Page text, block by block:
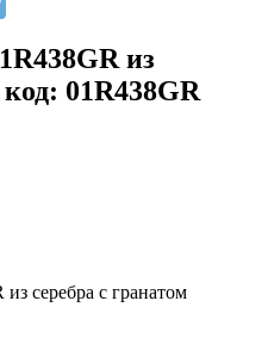
из
01R438GR
серебра с гранатом